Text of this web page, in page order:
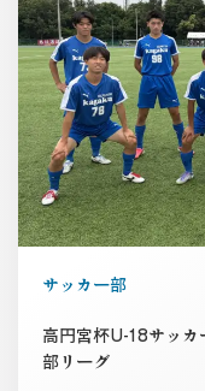
サッカー部
高円宮杯U-18サッ
部リーグ